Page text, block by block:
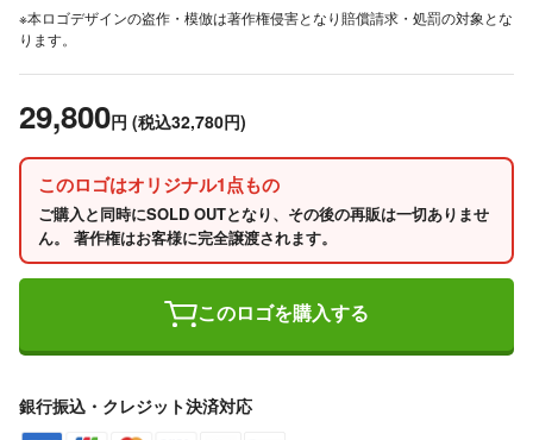
※本ロゴデザインの盗作・模倣は著作権侵害となり賠償請求・処罰の対象とな
ります。
29,800円 (税込32,780円)
このロゴはオリジナル1点もの
ご購入と同時にSOLD OUTとなり、その後の再販は一切ありませ
ん。 著作権はお客様に完全譲渡されます。
このロゴを購入する
銀行振込・クレジット決済対応